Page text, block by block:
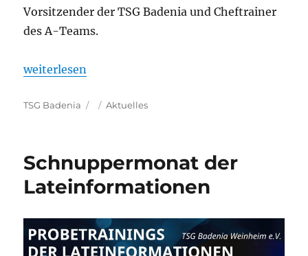
Vorsitzender der TSG Badenia und Cheftrainer
des A-Teams.
„Tigers feiern historischen Erfolg – Exotics auf
weiterlesen
Autor
TSG Badenia
Veröffentlicht
Kategorien
Aktuelles
Schnuppermonat der
Lateinformationen